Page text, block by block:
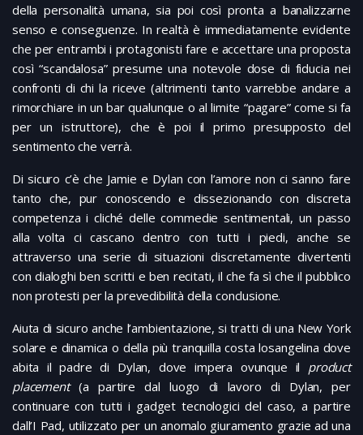
della personalità umana, sia poi così pronta a banalizzarne
senso e conseguenze. In realtà è immediatamente evidente
che per entrambi i protagonisti fare e accettare una proposta
così “scandalosa” presume una notevole dose di fiducia nei
confronti di chi la riceve (altrimenti tanto varrebbe andare a
rimorchiare in un bar qualunque o al limite “pagare” come si fa
per un istruttore), che è poi il primo presupposto del
sentimento che verrà.
Di sicuro c’è che Jamie e Dylan con l’amore non ci sanno fare
tanto che, pur conoscendo e dissezionando con discreta
competenza i cliché delle commedie sentimentali, un passo
alla volta ci cascano dentro con tutti i piedi, anche se
attraverso una serie di situazioni discretamente divertenti
con dialoghi ben scritti e ben recitati, il che fa sì che il pubblico
non protesti per la prevedibilità della conclusione.
Aiuta di sicuro anche l’ambientazione, si tratti di una New York
solare e dinamica o della più tranquilla costa losangelina dove
abita il padre di Dylan, dove impera ovunque il product
placement(a partire dal luogo di lavoro di Dylan, per
continuare con tutti i gadget tecnologici del caso, a partire
dall’I Pad, utilizzato per un anomalo giuramento grazie ad una